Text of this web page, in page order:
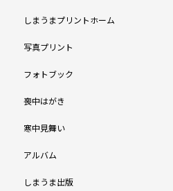
しまうまプリントホーム
写真プリント
フォトブック
喪中はがき
寒中見舞い
アルバム
しまうま出版